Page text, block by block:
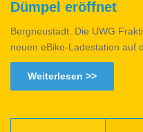
Dümpel eröffnet
Bergneustadt. Die UWG
neuen eBike-Ladestation auf
Weiterlesen >>